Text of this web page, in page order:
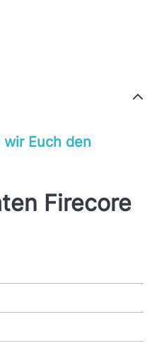
Euch den
Firecore